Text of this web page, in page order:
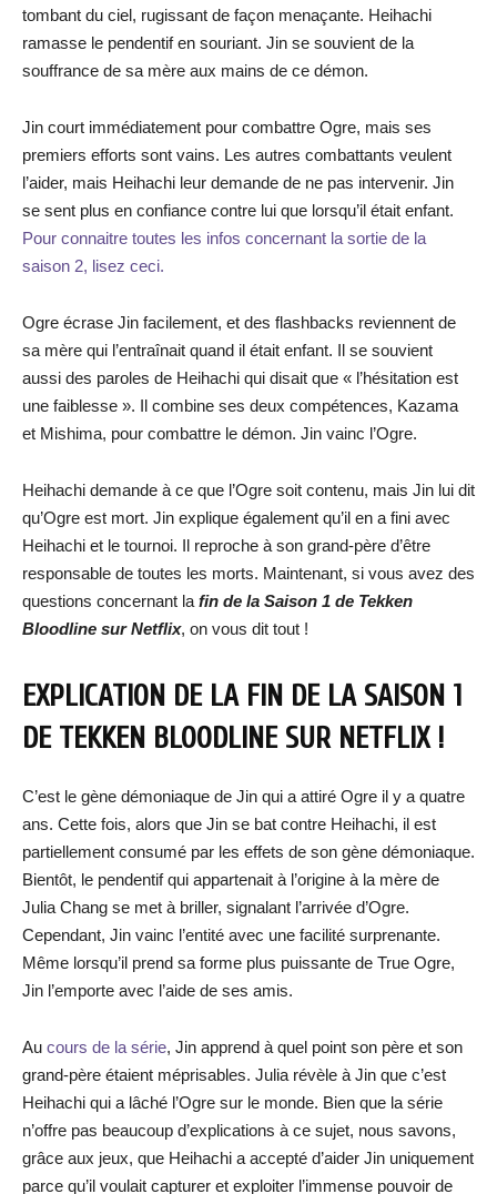
tombant du ciel, rugissant de façon menaçante. Heihachi
ramasse le pendentif en souriant. Jin se souvient de la
souffrance de sa mère aux mains de ce démon.
Jin court immédiatement pour combattre Ogre, mais ses
premiers efforts sont vains. Les autres combattants veulent
l’aider, mais Heihachi leur demande de ne pas intervenir. Jin
se sent plus en confiance contre lui que lorsqu’il était enfant.
Pour connaitre toutes les infos concernant la sortie de la
saison 2, lisez ceci.
Ogre écrase Jin facilement, et des flashbacks reviennent de
sa mère qui l’entraînait quand il était enfant. Il se souvient
aussi des paroles de Heihachi qui disait que « l’hésitation est
une faiblesse ». Il combine ses deux compétences, Kazama
et Mishima, pour combattre le démon. Jin vainc l’Ogre.
Heihachi demande à ce que l’Ogre soit contenu, mais Jin lui dit
qu’Ogre est mort. Jin explique également qu’il en a fini avec
Heihachi et le tournoi. Il reproche à son grand-père d’être
responsable de toutes les morts. Maintenant, si vous avez des
questions concernant la fin de la Saison 1 de Tekken
Bloodline sur Netflix, on vous dit tout !
EXPLICATION DE LA FIN DE LA SAISON 1
DE TEKKEN BLOODLINE SUR NETFLIX !
C’est le gène démoniaque de Jin qui a attiré Ogre il y a quatre
ans. Cette fois, alors que Jin se bat contre Heihachi, il est
partiellement consumé par les effets de son gène démoniaque.
Bientôt, le pendentif qui appartenait à l’origine à la mère de
Julia Chang se met à briller, signalant l’arrivée d’Ogre.
Cependant, Jin vainc l’entité avec une facilité surprenante.
Même lorsqu’il prend sa forme plus puissante de True Ogre,
Jin l’emporte avec l’aide de ses amis.
Au cours de la série, Jin apprend à quel point son père et son
grand-père étaient méprisables. Julia révèle à Jin que c’est
Heihachi qui a lâché l’Ogre sur le monde. Bien que la série
n’offre pas beaucoup d’explications à ce sujet, nous savons,
grâce aux jeux, que Heihachi a accepté d’aider Jin uniquement
parce qu’il voulait capturer et exploiter l’immense pouvoir de